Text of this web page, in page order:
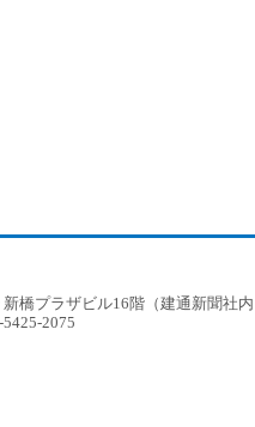
橋プラザビル16階（建通新聞社
2075